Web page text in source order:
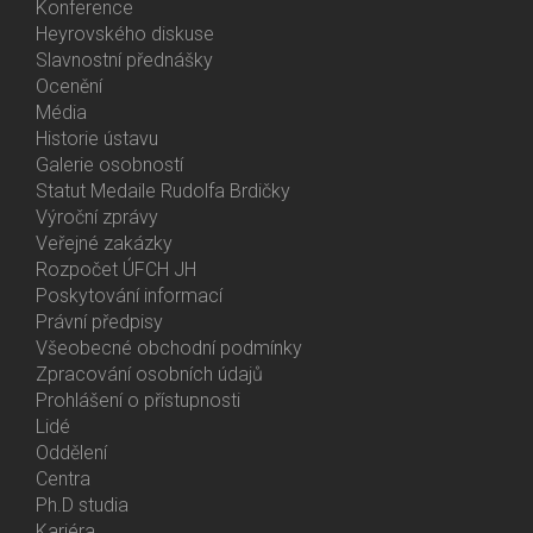
Activities
Konference
Heyrovského diskuse
Slavnostní přednášky
Ocenění
Média
Historie ústavu
Galerie osobností
Statut Medaile Rudolfa Brdičky
Bottom
Menu
About
Us
Výroční zprávy
Veřejné zakázky
Rozpočet ÚFCH JH
Poskytování informací
Právní předpisy
Všeobecné obchodní podmínky
Zpracování osobních údajů
Prohlášení o přístupnosti
Bottom
Menu
Contacts
Lidé
Oddělení
Centra
Ph.D studia